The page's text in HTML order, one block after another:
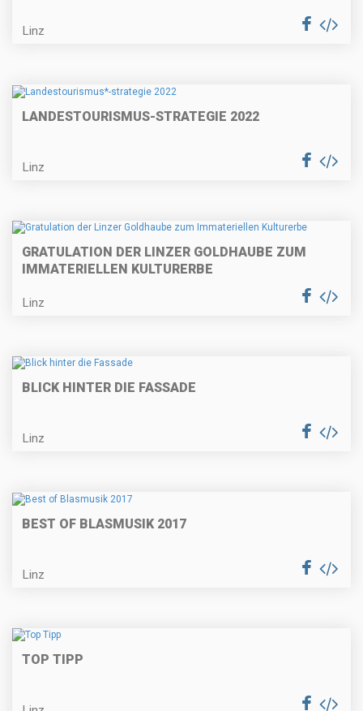
Linz
LANDESTOURISMUS-STRATEGIE 2022
Linz
GRATULATION DER LINZER GOLDHAUBE ZUM
IMMATERIELLEN KULTURERBE
Linz
BLICK HINTER DIE FASSADE
Linz
BEST OF BLASMUSIK 2017
Linz
TOP TIPP